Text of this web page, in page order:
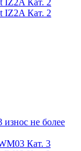
не более